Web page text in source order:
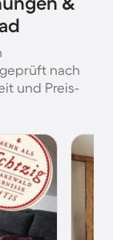
nach
und Preis-